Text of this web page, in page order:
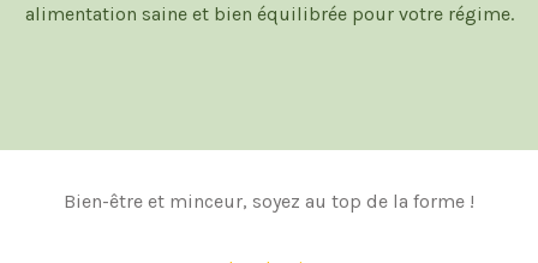
alimentation saine et bien équilibrée pour votre régime.
Bien-être et minceur, soyez au top de la forme !